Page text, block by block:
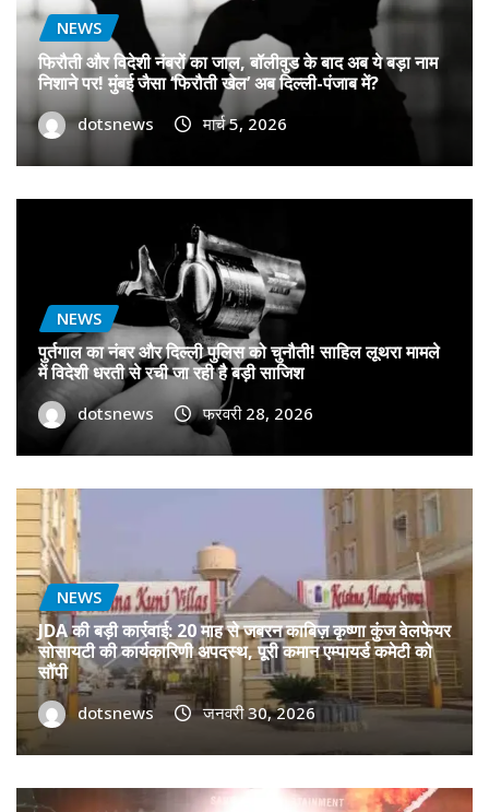
NEWS
फिरौती और विदेशी नंबरों का जाल, बॉलीवुड के बाद अब ये बड़ा नाम
निशाने पर! मुंबई जैसा ‘फिरौती खेल’ अब दिल्ली-पंजाब में?
dotsnews मार्च 5, 2026
NEWS
पुर्तगाल का नंबर और दिल्ली पुलिस को चुनौती! साहिल लूथरा मामले
में विदेशी धरती से रची जा रही है बड़ी साजिश
dotsnews फरवरी 28, 2026
NEWS
JDA की बड़ी कार्रवाई: 20 माह से जबरन काबिज़ कृष्णा कुंज वेलफेयर
सोसायटी की कार्यकारिणी अपदस्थ, पूरी कमान एम्पायर्ड कमेटी को
सौंपी
dotsnews जनवरी 30, 2026